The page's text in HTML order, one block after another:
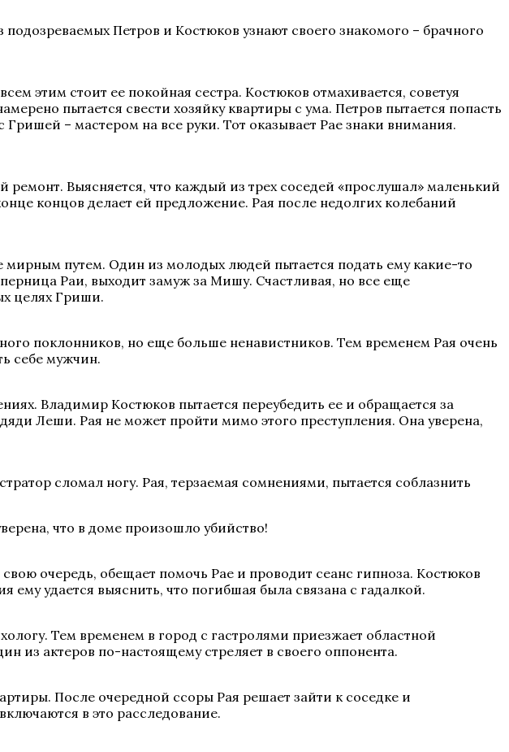
Петров и Костюков узнают своего знакомого – брачного
этим стоит ее покойная сестра. Костюков отмахивается, советуя
пытается свести хозяйку квартиры с ума. Петров пытается попасть
– мастером на все руки. Тот оказывает Рае знаки внимания.
ремонт. Выясняется, что каждый из трех соседей «прослушал» маленький
концов делает ей предложение. Рая после недолгих колебаний
путем. Один из молодых людей пытается подать ему какие-то
Раи, выходит замуж за Мишу. Счастливая, но все еще
целях Гриши.
поклонников, но еще больше ненавистников. Тем временем Рая очень
себе мужчин.
Владимир Костюков пытается переубедить ее и обращается за
Леши. Рая не может пройти мимо этого преступления. Она уверена,
сломал ногу. Рая, терзаемая сомнениями, пытается соблазнить
что в доме произошло убийство!
очередь, обещает помочь Рае и проводит сеанс гипноза. Костюков
удается выяснить, что погибшая была связана с гадалкой.
Тем временем в город с гастролями приезжает областной
из актеров по-настоящему стреляет в своего оппонента.
После очередной ссоры Рая решает зайти к соседке и
в это расследование.